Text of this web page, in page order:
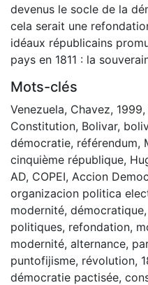
devenus le socle de la
cela serait une
idéaux républicains
pays en 1811 : la
Mots-clés
Venezuela, Chavez, 1999,
Constitution, Bolivar,
démocratie, référendum,
cinquième république,
AD, COPEI, Accion
organizacion politica
modernité, démocratique,
politiques, refondation,
modernité, alternance,
puntofijisme, révolution,
démocratie pactisée,